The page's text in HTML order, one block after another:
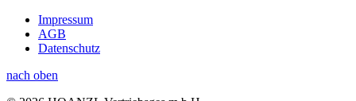
Impressum
AGB
Datenschutz
nach oben